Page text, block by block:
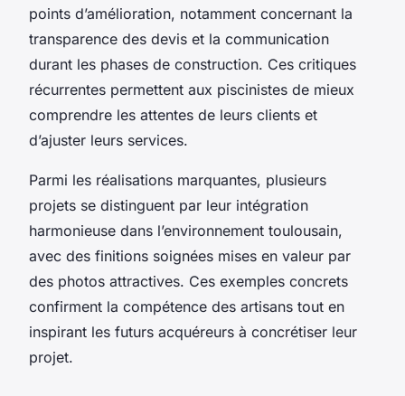
points d’amélioration, notamment concernant la
transparence des devis et la communication
durant les phases de construction. Ces critiques
récurrentes permettent aux piscinistes de mieux
comprendre les attentes de leurs clients et
d’ajuster leurs services.
Parmi les réalisations marquantes, plusieurs
projets se distinguent par leur intégration
harmonieuse dans l’environnement toulousain,
avec des finitions soignées mises en valeur par
des photos attractives. Ces exemples concrets
confirment la compétence des artisans tout en
inspirant les futurs acquéreurs à concrétiser leur
projet.